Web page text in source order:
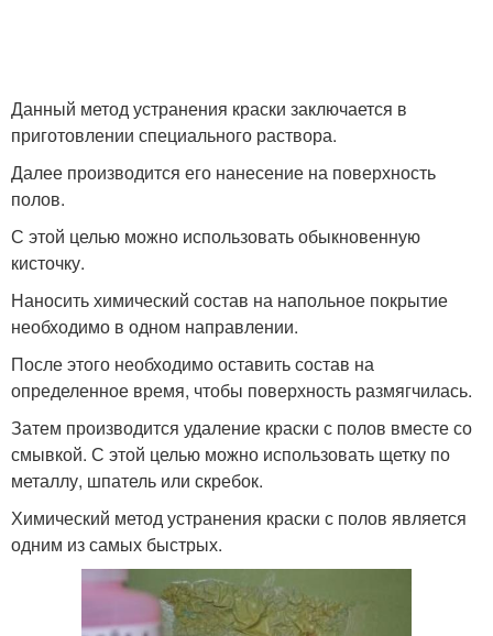
Данный метод устранения краски заключается в
приготовлении специального раствора.
Далее производится его нанесение на поверхность
полов.
С этой целью можно использовать обыкновенную
кисточку.
Наносить химический состав на напольное покрытие
необходимо в одном направлении.
После этого необходимо оставить состав на
определенное время, чтобы поверхность размягчилась.
Затем производится удаление краски с полов вместе со
смывкой. С этой целью можно использовать щетку по
металлу, шпатель или скребок.
Химический метод устранения краски с полов является
одним из самых быстрых.